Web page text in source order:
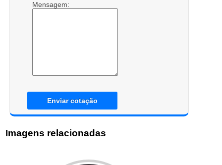
Mensagem:
Enviar cotação
Imagens relacionadas